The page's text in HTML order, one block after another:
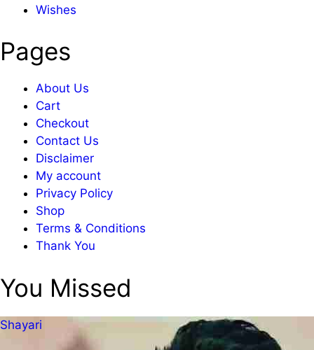
Wishes
Pages
About Us
Cart
Checkout
Contact Us
Disclaimer
My account
Privacy Policy
Shop
Terms & Conditions
Thank You
You Missed
Shayari